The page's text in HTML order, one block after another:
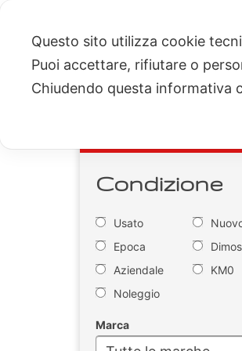
contenuto
HOME
Condizione
Usato
Epoca
Aziendale
KM0
Noleggio
Marca
Questo sito utilizza cookie
Puoi accettare, rifiutare o
Chiudendo questa informativa